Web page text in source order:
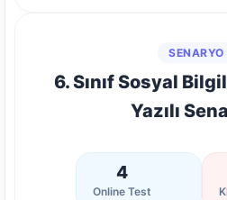
SENARYO
6. Sınıf Sosyal
Yazılı
4
Online Test